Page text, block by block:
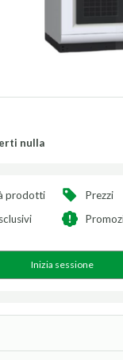
nulla
prodotti
Prezzi
Inizia sessione